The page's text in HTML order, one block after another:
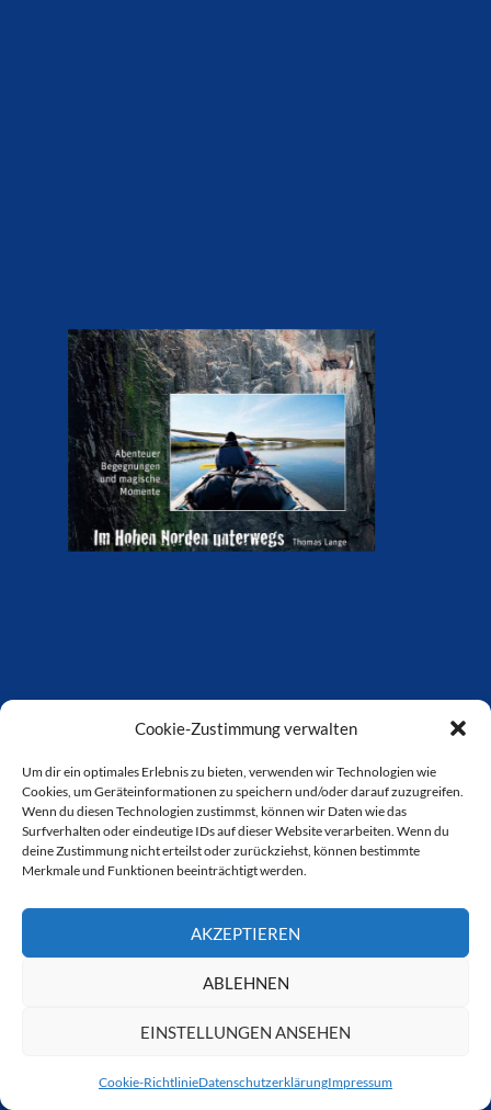
Cookie-Zustimmung verwalten
Um dir ein optimales Erlebnis zu bieten, verwenden wir Technologien wie
Cookies, um Geräteinformationen zu speichern und/oder darauf zuzugreifen.
Wenn du diesen Technologien zustimmst, können wir Daten wie das
Surfverhalten oder eindeutige IDs auf dieser Website verarbeiten. Wenn du
deine Zustimmung nicht erteilst oder zurückziehst, können bestimmte
Merkmale und Funktionen beeinträchtigt werden.
AKZEPTIEREN
ABLEHNEN
EINSTELLUNGEN ANSEHEN
Cookie-RichtlinieDatenschutzerklärungImpressum
CTOUR
Archiv